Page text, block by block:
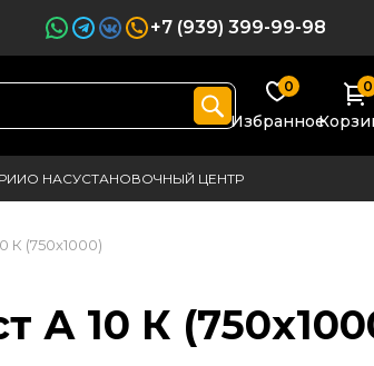
+7 (939) 399-99-98
0
Избранное
0
О НАСУСТАНОВОЧНЫЙ ЦЕНТР
К (750х1000)
А 10 К